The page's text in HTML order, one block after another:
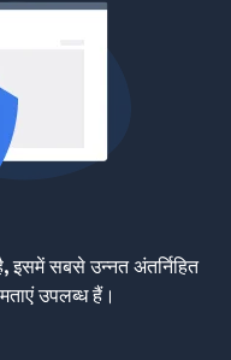
इसमें सबसे उन्नत अंतर्निहित
उपलब्ध हैं।